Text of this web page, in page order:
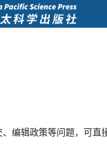
编辑政策等问题，可直